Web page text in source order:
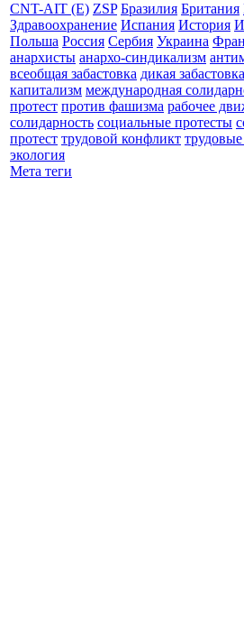
CNT-AIT (E) ZSP Бразилия Британия
Здравоохранение Испания История
Польша Россия Сербия Украина
анархисты анархо-синдикализм
всеобщая забастовка дикая забастовка
капитализм международная
протест против фашизма рабочее
солидарность социальные протесты
протест трудовой конфликт
экология
Мета теги